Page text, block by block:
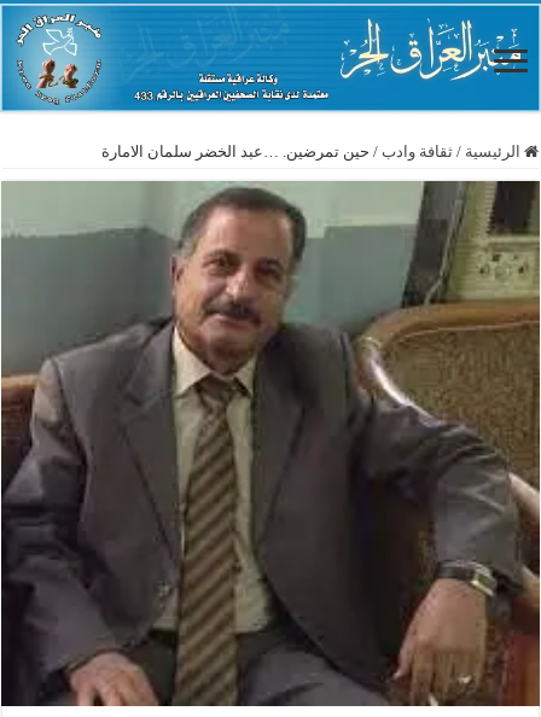
الرئيسية / ثقافة وادب / حين تمرضين. …عبد الخضر سلمان الامارة